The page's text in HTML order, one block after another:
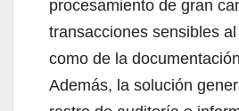
procesamiento de gran
transacciones sensibles
como de la
Además, la solución